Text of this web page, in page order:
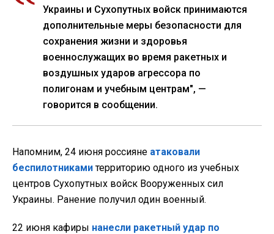
Украины и Сухопутных войск принимаются
дополнительные меры безопасности для
сохранения жизни и здоровья
военнослужащих во время ракетных и
воздушных ударов агрессора по
полигонам и учебным центрам", —
говорится в сообщении.
Напомним, 24 июня россияне атаковали
беспилотникамитерриторию одного из учебных
центров Сухопутных войск Вооруженных сил
Украины. Ранение получил один военный.
22 июня кафиры нанесли ракетный удар по